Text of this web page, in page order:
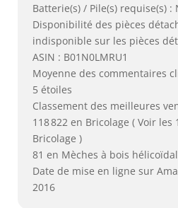
Batterie(s) / Pile(s) requise(s) :
Disponibilité des pièces
indisponible sur les pièces
ASIN : B01N0LMRU1
Moyenne des commentaires
5 étoiles
Classement des meilleures
118 822 en Bricolage ( Voir
Bricolage )
81 en Mèches à bois
Date de mise en ligne sur
2016